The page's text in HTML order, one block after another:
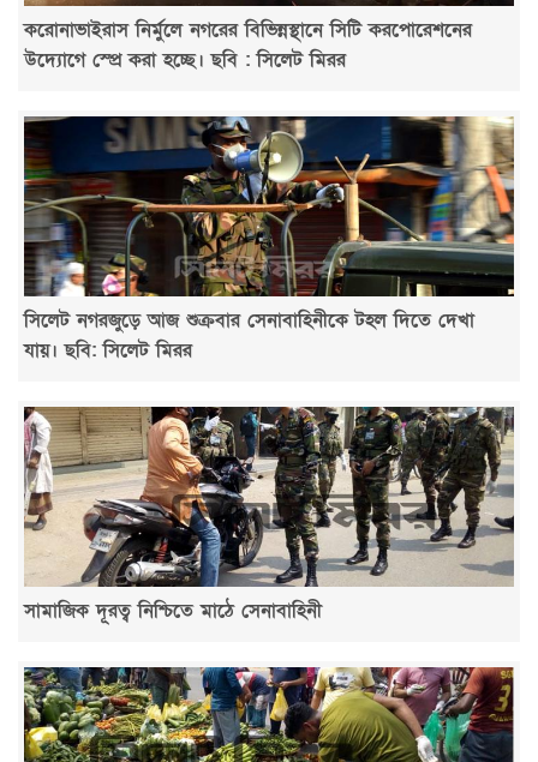
করোনাভাইরাস নির্মুলে নগরের বিভিন্নস্থানে সিটি করপোরেশনের
উদ্যোগে স্প্রে করা হচ্ছে। ছবি : সিলেট মিরর
সিলেট নগরজুড়ে আজ শুক্রবার সেনাবাহিনীকে টহল দিতে দেখা
যায়। ছবি: সিলেট মিরর
সামাজিক দূরত্ব নিশ্চিতে মাঠে সেনাবাহিনী